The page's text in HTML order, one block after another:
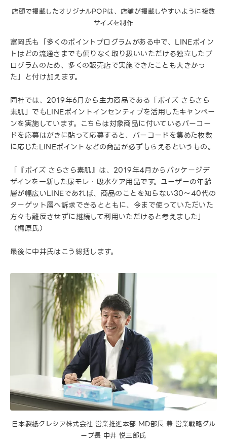
店頭で掲載したオリジナルPOPは、店舗が掲載しやすいように複数
サイズを制作
富岡氏も「多くのポイントプログラムがある中で、LINEポイン
トはどの流通さまでも偏りなく取り扱いいただける独立したプ
ログラムのため、多くの販売店で実施できたことも大きかっ
た」と付け加えます。
同社では、2019年6月から主力商品である「ポイズ さらさら
素肌」でもLINEポイントインセンティブを活用したキャンペー
ンを実施しています。こちらは対象商品に付いているバーコー
ドを応募はがきに貼って応募すると、バーコードを集めた枚数
に応じたLINEポイントなどの商品が必ずもらえるというもの。
「『ポイズ さらさら素肌』は、2019年4月からパッケージデ
ザインを一新した尿モレ・吸水ケア用品です。ユーザーの年齢
層が幅広いLINEであれば、商品のことを知らない30〜40代の
ターゲット層へ訴求できるとともに、今まで使っていただいた
方々も離反させずに継続して利用いただけると考えました」
（梶原氏）
最後に中井氏はこう総括します。
日本製紙クレシア株式会社 営業推進本部 MD部長 兼 営業戦略グル
ープ長 中井 悦三郎氏